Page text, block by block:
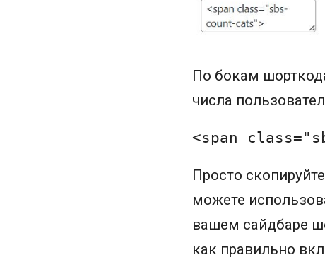
По бокам
числа
<span class=
Просто
можете
вашем сайдбаре
как правильно